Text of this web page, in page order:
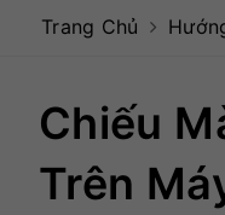
Trang Chủ
Chiếu
Trên